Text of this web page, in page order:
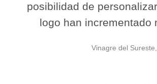
posibilidad de
logo han incrementado
Vinagre del